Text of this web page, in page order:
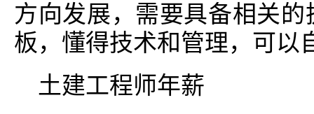
方向发展，需要具备相关
板，懂得技术和管理，可以
土建工程师年薪